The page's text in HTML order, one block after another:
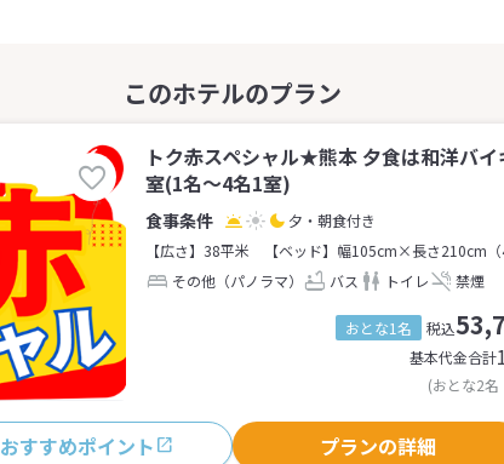
トク赤スペシャル★熊本 夕食は和洋バ
室(1名～4名1室)
夕・朝食付き
【広さ】38平米
【ベッド】幅105cm×長さ210cm
その他（パノラマ）
バス トイレ 禁煙
おとな1名 税込
基本代金合計
(おとな2
おすすめポイント プランの詳細